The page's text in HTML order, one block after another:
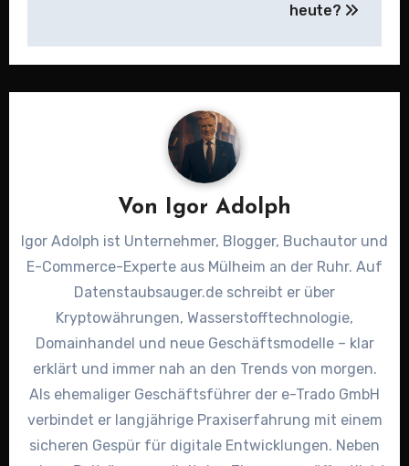
heute?
Von Igor Adolph
Igor Adolph ist Unternehmer, Blogger, Buchautor und
E-Commerce-Experte aus Mülheim an der Ruhr. Auf
Datenstaubsauger.de schreibt er über
Kryptowährungen, Wasserstofftechnologie,
Domainhandel und neue Geschäftsmodelle – klar
erklärt und immer nah an den Trends von morgen.
Als ehemaliger Geschäftsführer der e-Trado GmbH
verbindet er langjährige Praxiserfahrung mit einem
sicheren Gespür für digitale Entwicklungen. Neben